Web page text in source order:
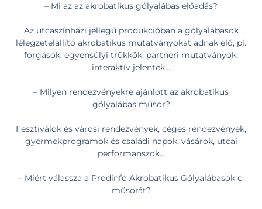
– Mi az az akrobatikus gólyalábas előadás?
Az utcaszínházi jellegű produkcióban a gólyalábasok
lélegzetelállító akrobatikus mutatványokat adnak elő, pl.
forgások, egyensúlyi trükkök, partneri mutatványok,
interaktív jelentek…
– Milyen rendezvényekre ajánlott az akrobatikus
gólyalábas műsor?
Fesztiválok és városi rendezvények, céges rendezvények,
gyermekprogramok és családi napok, vásárok, utcai
performanszok…
– Miért válassza a Prodinfo Akrobatikus Gólyalábasok c.
műsorát?